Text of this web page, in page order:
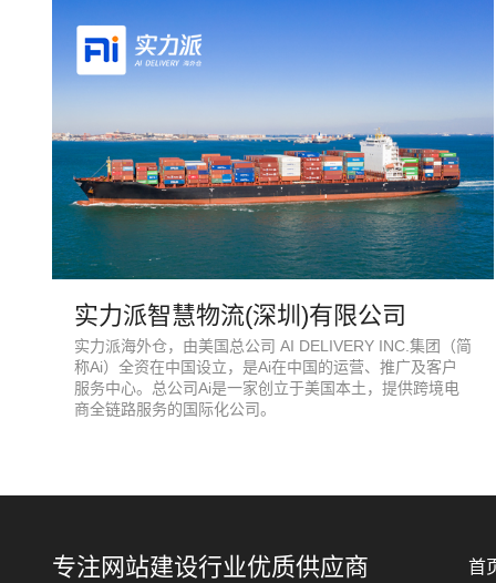
实力派智慧物流(深圳)有限公司
实力派海外仓，由美国总公司 AI DELIVERY INC.集团（简
称Ai）全资在中国设立，是Ai在中国的运营、推广及客户
服务中心。总公司Ai是一家创立于美国本土，提供跨境电
商全链路服务的国际化公司。
专注网站建设行业优质供应商 首